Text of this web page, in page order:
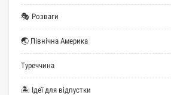
🎭 Розваги
🌏 Північна Америка
Туреччина
🏝 Ідеї для відпустки